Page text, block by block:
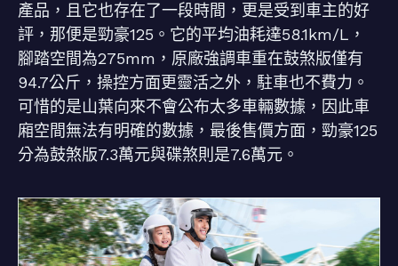
產品，且它也存在了一段時間，更是受到車主的好
評，那便是勁豪125。它的平均油耗達58.1km/L，
腳踏空間為275mm，原廠強調車重在鼓煞版僅有
94.7公斤，操控方面更靈活之外，駐車也不費力。
可惜的是山葉向來不會公布太多車輛數據，因此車
廂空間無法有明確的數據，最後售價方面，勁豪125
分為鼓煞版7.3萬元與碟煞則是7.6萬元。